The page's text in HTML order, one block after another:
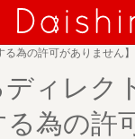
る為の許可がありません
ィレク
為の許